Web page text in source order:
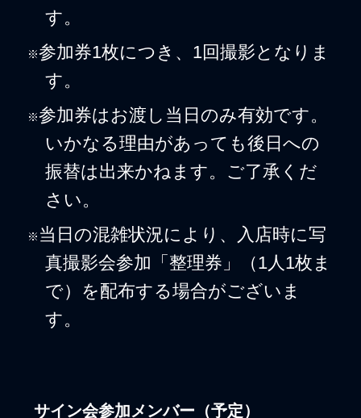
す。
※参加券1枚につき、1回撮影となりま
す。
※参加券はお渡し当日のみ有効です。
いかなる理由があっても後日への
振替は出来かねます。ご了承くだ
さい。
※ 当日の混雑状況により、入店時に写
真撮影会参加「整理券」（1人1枚ま
で）を配布する場合がございま
す。
サイン会参加メンバー（予定）